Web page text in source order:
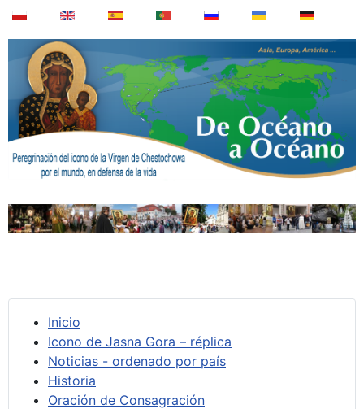
Inicio
Icono de Jasna Gora – réplica
Noticias - ordenado por país
Historia
Oración de Consagración